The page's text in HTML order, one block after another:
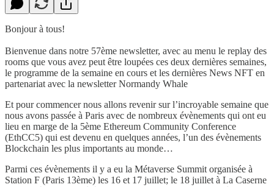
Bonjour à tous!
Bienvenue dans notre 57ème newsletter, avec au menu le replay des
rooms que vous avez peut être loupées ces deux dernières semaines,
le programme de la semaine en cours et les dernières News NFT en
partenariat avec la newsletter Normandy Whale
Et pour commencer nous allons revenir sur l’incroyable semaine que
nous avons passée à Paris avec de nombreux évènements qui ont eu
lieu en marge de la 5ème Ethereum Community Conference
(EthCC5) qui est devenu en quelques années, l’un des évènements
Blockchain les plus importants au monde…
Parmi ces évènements il y a eu la Métaverse Summit organisée à
Station F (Paris 13ème) les 16 et 17 juillet; le 18 juillet à La Caserne